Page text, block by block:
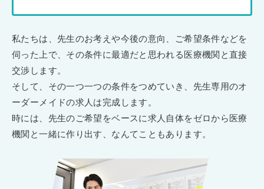
私たちは、先生のお考えや今後の意向、ご希望条件などを
伺った上で、その条件に最適だと思われる医療機関と直接
交渉します。
そして、その一つ一つの条件をつめていき、先生専用のオ
ーダーメイドの求人は完成します。
時には、先生のご希望をベースに求人自体をゼロから医療
機関と一緒に作り出す、なんてこともあります。